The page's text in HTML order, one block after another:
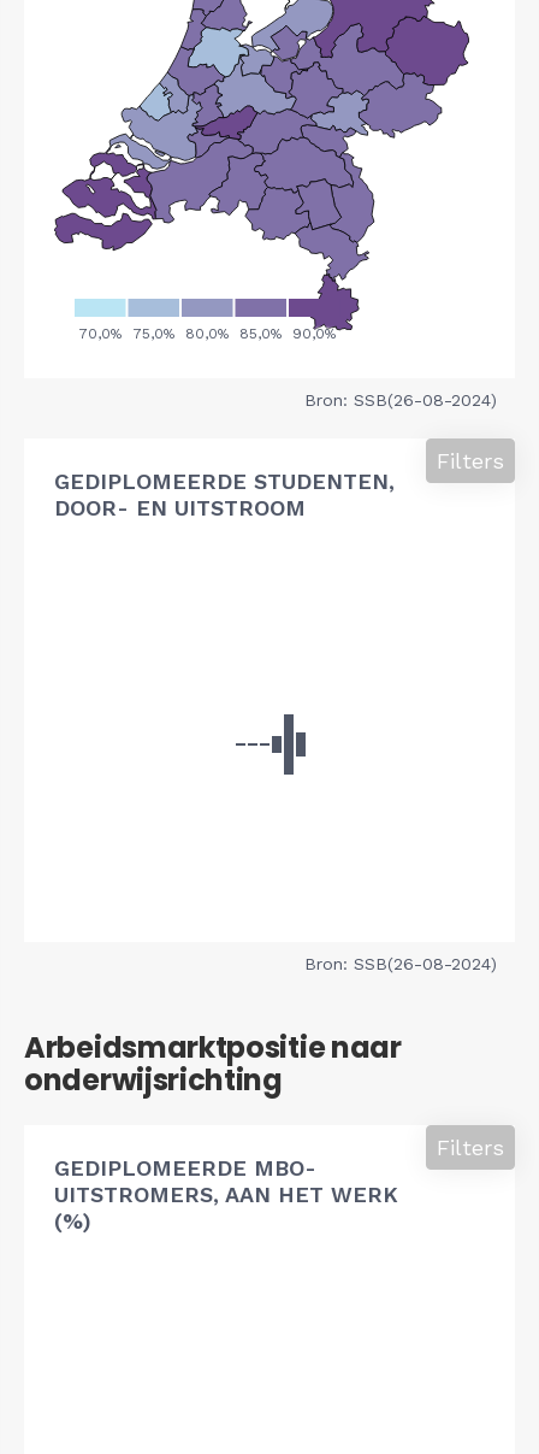
Bron: SSB(26-08-2024)
GEDIPLOMEERDE STUDENTEN,
DOOR- EN UITSTROOM
Filters
Bron: SSB(26-08-2024)
Arbeidsmarktpositie naar
onderwijsrichting
GEDIPLOMEERDE MBO-
UITSTROMERS, AAN HET WERK
(%)
Filters